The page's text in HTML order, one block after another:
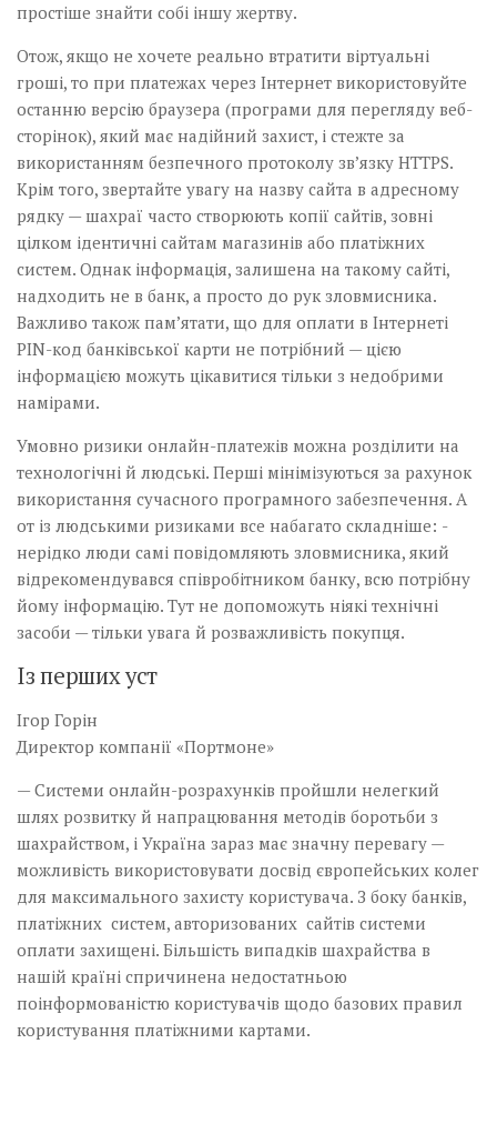
простіше знайти собі іншу жертву.
Отож, якщо не хочете реально втратити віртуальні
гроші, то при платежах через Інтернет використовуйте
останню версію браузера (програми для перегляду веб-
сторінок), який має надійний захист, і стежте за
використанням безпечного протоколу зв’язку HTTPS.
Крім того, звертайте увагу на назву сайта в адресному
рядку — шахраї часто створюють копії сайтів, зовні
цілком ідентичні сайтам магазинів або платіжних
систем. Однак інформація, залишена на такому сайті,
надходить не в банк, а просто до рук зловмисника.
Важливо також пам’ятати, що для оплати в Інтернеті
PIN-код банківської карти не потрібний — цією
інформацією можуть цікавитися­ тільки з недобрими
намірами.
Умовно ризики онлайн-платежів­ можна розділити­ на
технологічні й людські. Перші­ ­мінімізуються за рахунок
­використання сучасного­ програмного забезпечення. ­А
от із людськими ризиками ­все набагато складніше: ­
нерідко­ люди самі повідомляють зловмисника, який
відрекомендувався співробітником банку,­ всю потрібну
йому інформацію. Тут не допоможуть ніякі технічні
засоби — тільки увага й розважливість покупця.
Із перших уст
Ігор Горін
Директор компанії «Портмоне»
— Системи онлайн-розра­хунків пройшли нелегкий
шлях розвитку й напрацювання методів боротьби з
шахрайством, і Україна зараз має значну­ перевагу —
можли­­вість використовувати досвід­ ­європейських колег
для максимального захисту користувача. З боку банків,
платіжних систем, авторизованих сайтів системи
оплати захищені. Більшість випадків шахрайства в
нашій країні спричинена недостатньою
поінформованістю користувачів щодо базових правил
користування платіжними ­картами.